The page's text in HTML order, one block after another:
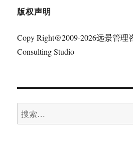
版权声明
Copy Right@2009-2026远景管理
Consulting Studio
搜
索：